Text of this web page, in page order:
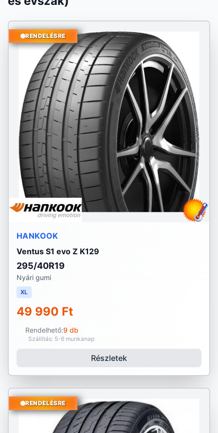
RENDELÉSRE
HANKOOK
Ventus S1 evo Z K129
295/40R19
Nyári gumi
XL
49 990 Ft
Rendelhető:9 db
Szállítás: 5-6 munkanap
Részletek
RENDELÉSRE